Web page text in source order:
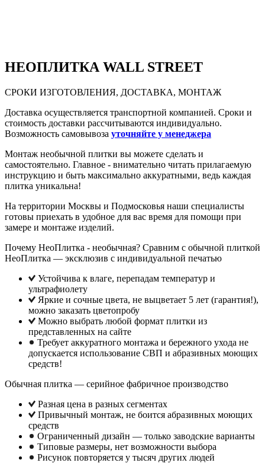
НЕОПЛИТКА WALL STREET
СРОКИ ИЗГОТОВЛЕНИЯ, ДОСТАВКА, МОНТАЖ
Доставка осуществляется транспортной компанией. Сроки и
стоимость доставки рассчитываются индивидуально.
Возможность самовывоза уточняйте у менеджера
Монтаж необычной плитки вы можете сделать и
самостоятельно. Главное - внимательно читать прилагаемую
инструкцию и быть максимально аккуратными, ведь каждая
плитка уникальна!
На территории Москвы и Подмосковья наши специалисты
готовы приехать в удобное для вас время для помощи при
замере и монтаже изделий.
Почему НеоПлитка - необычная? Сравним с обычной плиткой
НеоПлитка — эксклюзив с индивидуальной печатью
Устойчива к влаге, перепадам температур и
ультрафиолету
Яркие и сочные цвета, не выцветает 5 лет (гарантия!),
можно заказать цветопробу
Можно выбрать любой формат плитки из
представленных на сайте
Требует аккуратного монтажа и бережного ухода не
допускается использование СВП и абразивных моющих
средств!
Обычная плитка — серийное фабричное производство
Разная цена в разных сегментах
Привычный монтаж, не боится абразивных моющих
средств
Ограниченный дизайн — только заводские варианты
Типовые размеры, нет возможности выбора
Рисунок повторяется у тысяч других людей